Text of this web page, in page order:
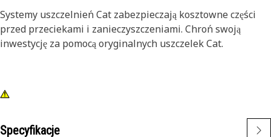
Systemy uszczelnień Cat zabezpieczają kosztowne części
przed przeciekami i zanieczyszczeniami. Chroń swoją
inwestycję za pomocą oryginalnych uszczelek Cat.
Specyfikacje